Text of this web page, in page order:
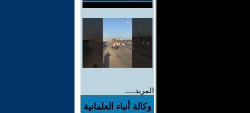
المزيد.....
وكالة أنباء العلمانية